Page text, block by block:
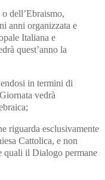
dell’Ebraismo,
anni organizzata e
Italiana e
quest’anno la
in termini di
vedrà
riguarda esclusivamente
Cattolica, e non
quali il Dialogo permane